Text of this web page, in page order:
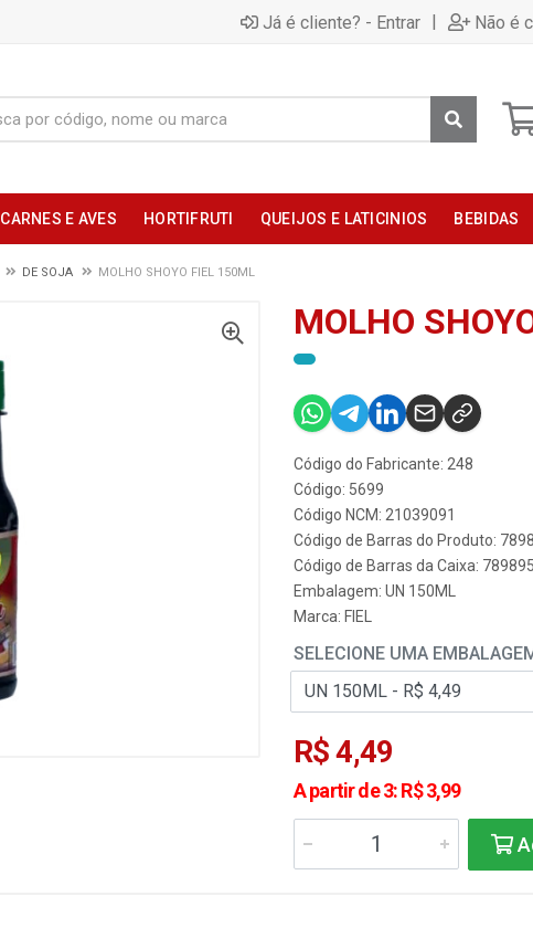
Já é cliente? - Entrar | Não é
CARNES E AVES HORTIFRUTI QUEIJOS E LATICINIOS BEBIDAS
DE SOJA MOLHO SHOYO FIEL 150ML
MOLHO
Código do Fabricante: 248
Código: 5699
Código NCM: 21039091
Código de Barras do Produto:
Código de Barras da Caixa:
Embalagem: UN 150ML
Marca: FIEL
SELECIONE UMA
R$ 4,49
A partir de 3: R$ 3,99